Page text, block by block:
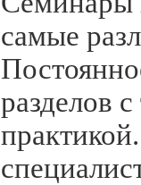
самые
разделов